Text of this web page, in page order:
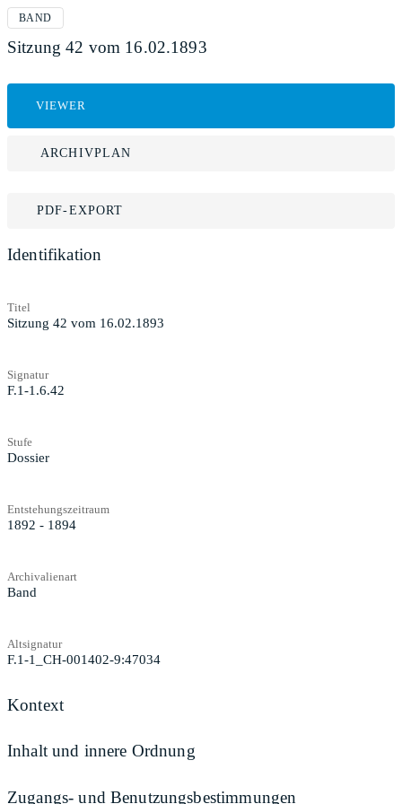
BAND
Sitzung 42 vom 16.02.1893
VIEWER
ARCHIVPLAN
PDF-EXPORT
Identifikation
Titel
Sitzung 42 vom 16.02.1893
Signatur
F.1-1.6.42
Stufe
Dossier
Entstehungszeitraum
1892 - 1894
Archivalienart
Band
Altsignatur
F.1-1_CH-001402-9:47034
Kontext
Inhalt und innere Ordnung
Zugangs- und Benutzungsbestimmungen